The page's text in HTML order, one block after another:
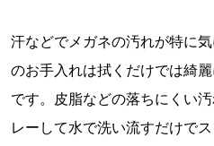
汗などでメガネの汚れが特に
のお手入れは拭くだけでは綺
です。皮脂などの落ちにくい
レーして水で洗い流すだけで